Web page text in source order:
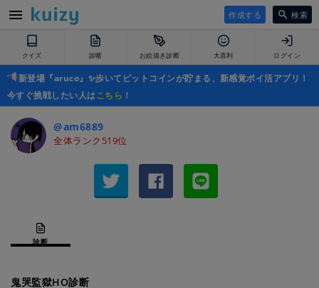
作成する 検索
クイズ 診断 お絵描き診断 大喜利 ログイン
新登場『aruco』✨歩いてビットコインが貯まる、新感覚ポイ活アプリ！
今すぐ挑戦したい人はこちら ！
@am6889
全体ランク519位
診断
鬼哭監獄HO診断